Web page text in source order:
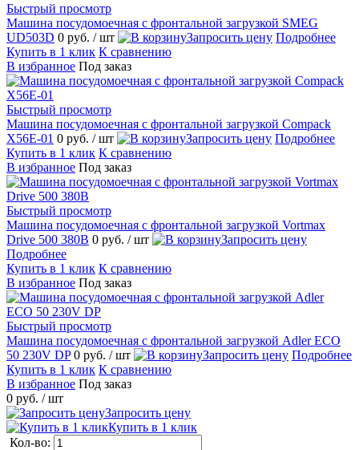
Быстрый просмотр
Машина посудомоечная с фронтальной загрузкой SMEG
UD503D 0 руб. / шт Запросить цену Подробнее
Купить в 1 клик К сравнению
В избранное Под заказ
Быстрый просмотр
Машина посудомоечная с фронтальной загрузкой Compack
X56E-01 0 руб. / шт Запросить цену Подробнее
Купить в 1 клик К сравнению
В избранное Под заказ
Быстрый просмотр
Машина посудомоечная с фронтальной загрузкой Vortmax
Drive 500 380В 0 руб. / шт
Запросить цену
Подробнее
Купить в 1 клик К сравнению
В избранное Под заказ
Быстрый просмотр
Машина посудомоечная с фронтальной загрузкой Adler ECO
50 230V DP 0 руб. / шт Запросить цену Подробнее
Купить в 1 клик К сравнению
В избранное Под заказ
0 руб. / шт
Запросить цену
Купить в 1 клик
Кол-во: